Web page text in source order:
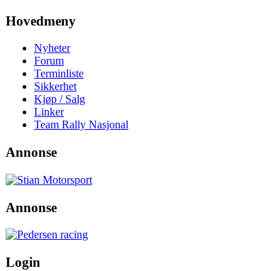
Hovedmeny
Nyheter
Forum
Terminliste
Sikkerhet
Kjøp / Salg
Linker
Team Rally Nasjonal
Annonse
Annonse
Login